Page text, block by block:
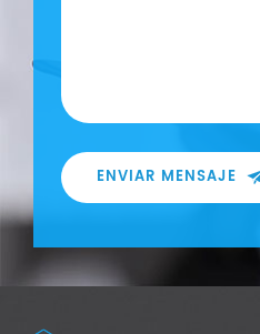
ENVIAR MENSAJE